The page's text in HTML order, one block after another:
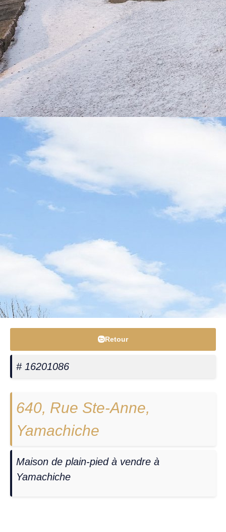
Retour
# 16201086
640, Rue Ste-Anne,
Yamachiche
Maison de plain-pied à vendre à
Yamachiche